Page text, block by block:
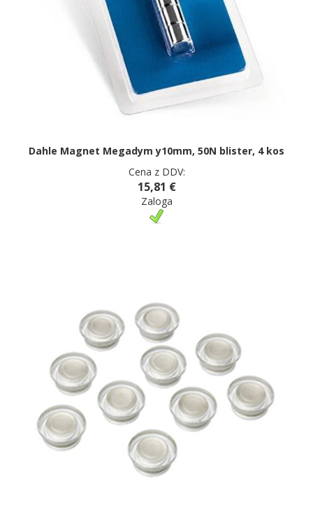
Dahle Magnet Megadym y10mm, 50N blister, 4 kos
Cena z DDV:
15,81 €
Zaloga